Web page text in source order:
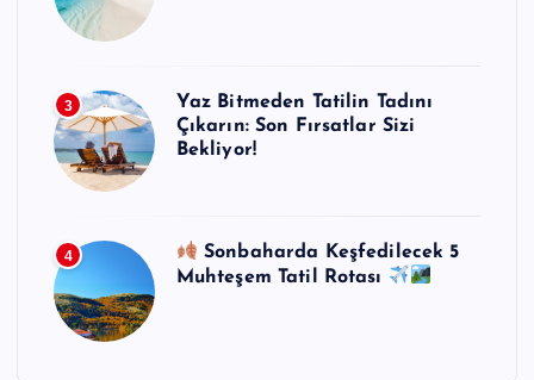
3
Yaz Bitmeden Tatilin Tadını
Çıkarın: Son Fırsatlar Sizi
Bekliyor!
4
Sonbaharda Keşfedilecek 5
Muhteşem Tatil Rotası